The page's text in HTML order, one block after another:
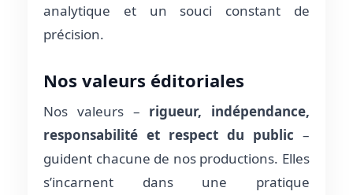
analytique et un souci constant de
précision.
Nos valeurs éditoriales
Nos valeurs – rigueur, indépendance,
responsabilité et respect du public –
guident chacune de nos productions. Elles
s’incarnent dans une pratique